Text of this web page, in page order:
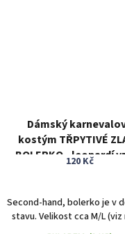
Dámský
kostým TŘPYTIVÉ
BOLERKO - leopardí
120 Kč
Second-hand, bolerko je v
stavu. Velikost cca M/L (viz